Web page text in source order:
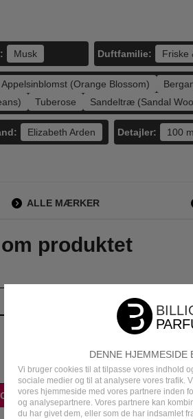
DENNE HJEMMESIDE
Vi bruger cookies til at tilpasse vores indhold
sociale medier og til at analysere vores trafik.
vores hjemmeside med vores partnere inden
og analysepartnere. Vores partnere kan
du har givet dem, eller som de har indsamlet
Musk
Appelsinblomst (Orange Blossom)
Tuberose Sandeltræ (Sandal
Duftfamilie: Friske
Elizabeth Arden Detajler: 100
ALLE MÆRKER
produktet
alt forløb Perfekt. og jeg er meget glad for
Tove Hansen
23 Juli 2025